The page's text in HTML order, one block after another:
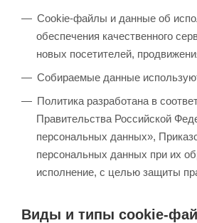
Cookie-файлы и данные об
обеспечения качественного
новых посетителей,
Собираемые данные
Политика разработана в
Правительства Российской
персональных данных»,
персональных данных при их
исполнение, с целью защиты
Виды и типы cookie-